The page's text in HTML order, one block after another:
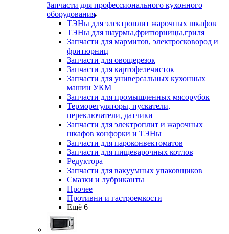
Запчасти для профессионального кухонного
оборудования
ТЭНы для электроплит жарочных шкафов
ТЭНы для шаурмы,фритюрницы,гриля
Запчасти для мармитов, электросковород и
фритюрниц
Запчасти для овощерезок
Запчасти для картофелечисток
Запчасти для универсальных кухонных
машин УКМ
Запчасти для промышленных мясорубок
Терморегуляторы, пускатели,
переключатели, датчики
Запчасти для электроплит и жарочных
шкафов конфорки и ТЭНы
Запчасти для пароконвектоматов
Запчасти для пищеварочных котлов
Редуктора
Запчасти для вакуумных упаковщиков
Смазки и лубриканты
Прочее
Противни и гастроемкости
Ещё 6